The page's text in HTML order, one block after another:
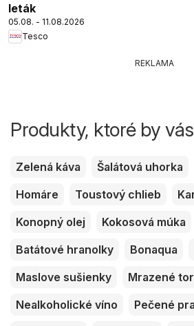
leták
05.08. - 11.08.2026
Tesco
REKLAMA
Produkty, ktoré by
Zelená káva Šalátová uhorka
Homáre
Toustový chlieb
Konopný olej
Kokosová múka
Batátové hranolky
Bonaqua
Maslove sušienky
Mrazené
Nealkoholické víno
Pečené